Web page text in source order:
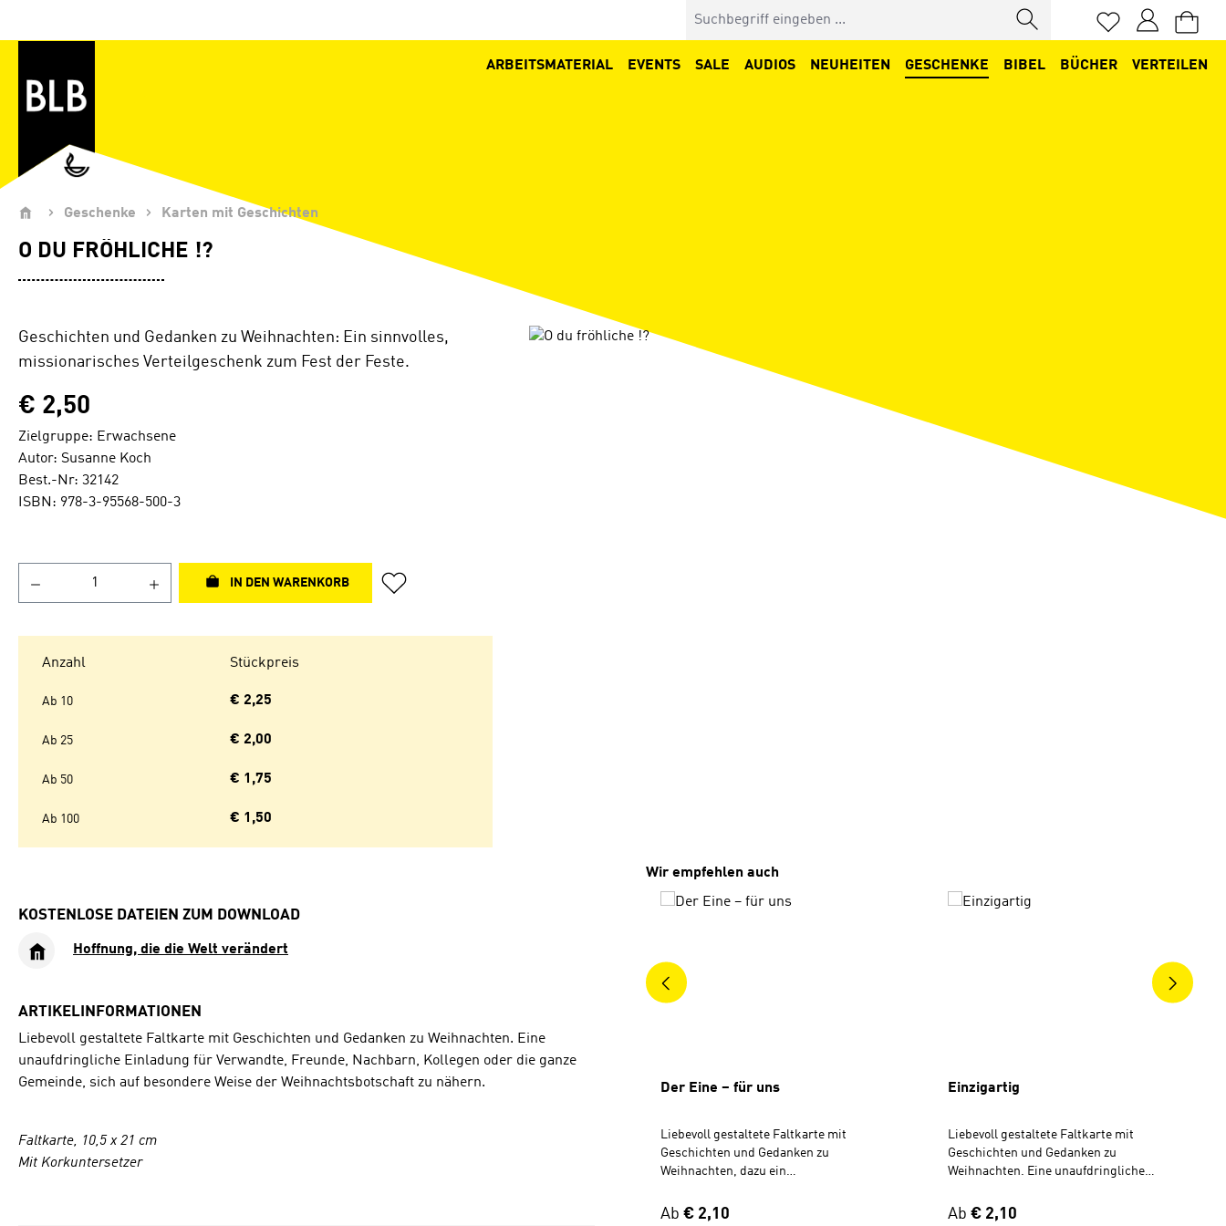
ARBEITSMATERIAL
EVENTS SALE AUDIOS NEUHEITEN GESCHENKE BIBEL BÜCHER VERTEILEN
Geschenke Karten mit Geschichten
O DU FRÖHLICHE !?
Geschichten und Gedanken zu Weihnachten: Ein sinnvolles,
missionarisches Verteilgeschenk zum Fest der Feste.
€ 2,50
Zielgruppe: Erwachsene
Autor: Susanne Koch
Best.-Nr: 32142
ISBN: 978-3-95568-500-3
IN DEN WARENKORB
Anzahl Stückpreis
Ab 10 € 2,25
Ab 25 € 2,00
Ab 50 € 1,75
Ab 100 € 1,50
Bildergalerie überspringen
KOSTENLOSE DATEIEN ZUM DOWNLOAD
Hoffnung, die die Welt verändert
ARTIKELINFORMATIONEN
Liebevoll gestaltete Faltkarte mit Geschichten und Gedanken zu Weihnachten. Eine
unaufdringliche Einladung für Verwandte, Freunde, Nachbarn, Kollegen oder die ganze
Gemeinde, sich auf besondere Weise der Weihnachtsbotschaft zu nähern.
Faltkarte, 10,5 x 21 cm
Mit Korkuntersetzer
Produktgalerie überspringen
Wir empfehlen auch
Der Eine – für uns
Liebevoll gestaltete Faltkarte mit
Geschichten und Gedanken zu
Weihnachten, dazu ein
Einladung für Verwandte, Freunde,
Regulärer Preis:
Ab € 2,10
Einzigartig
Liebevoll gestaltete Faltkarte mit
Geschichten und Gedanken zu
Weihnachten. Eine unaufdringliche
Nachbarn, Kollegen oder die ganze
Regulärer Preis:
Ab € 2,10